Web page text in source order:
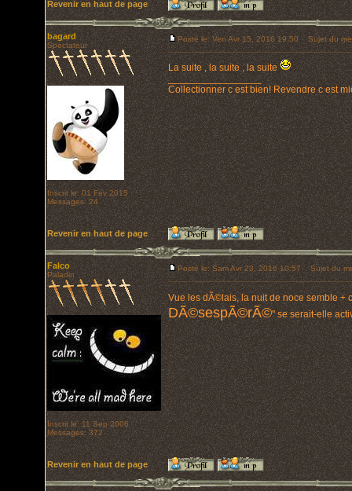
Revenir en haut de page
bagard
Spectateur
Inscrit le: 01 Fév 2015
Messages: 24
Posté le: Ven Avr 15, 2016 19:50 Sujet du
La suite , la suite , la suite
_________________
Collectionner c est bien! Revendre c est
Revenir en haut de page
Falco
Paladin
Inscrit le: 11 Sep 2006
Messages: 372
Posté le: Sam Avr 23, 2016 10:57 Sujet du
Vue les dÃ©lais, la nuit de noce semble
DÃ©sespÃ©rÃ©" se serait-elle
Revenir en haut de page